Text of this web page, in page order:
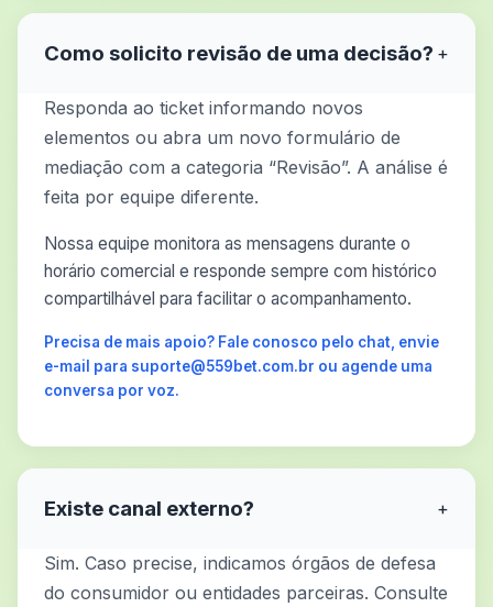
Como solicito revisão de uma decisão? +
Responda ao ticket informando novos
elementos ou abra um novo formulário de
mediação com a categoria “Revisão”. A análise é
feita por equipe diferente.
Nossa equipe monitora as mensagens durante o
horário comercial e responde sempre com histórico
compartilhável para facilitar o acompanhamento.
Precisa de mais apoio? Fale conosco pelo chat, envie
e-mail para suporte@559bet.com.br ou agende uma
conversa por voz.
Existe canal externo? +
Sim. Caso precise, indicamos órgãos de defesa
do consumidor ou entidades parceiras. Consulte